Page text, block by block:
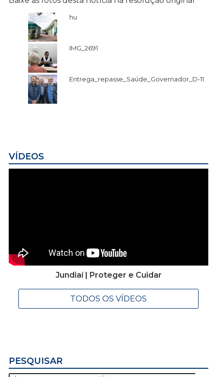
hu
IMG_2691
Entrega_repasse_Saúde_Governador_D-11
VÍDEOS
Jundiaí | Proteger e Cuidar
TODOS OS VÍDEOS
PESQUISAR